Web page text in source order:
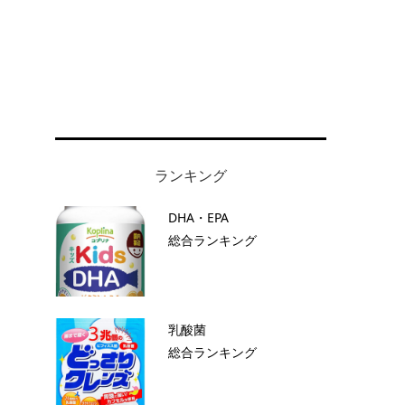
ランキング
DHA・EPA
総合ランキング
乳酸菌
総合ランキング